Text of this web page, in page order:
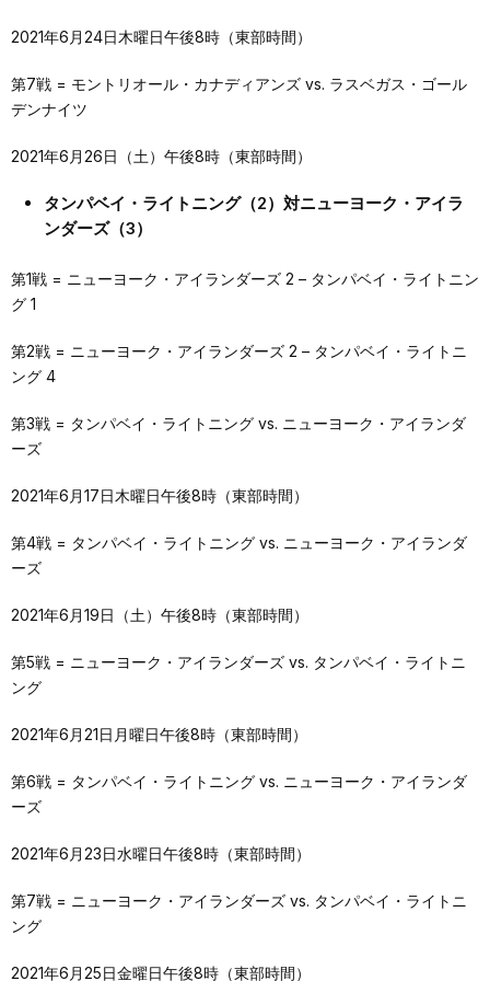
2021年6月24日木曜日午後8時（東部時間）
第7戦 = モントリオール・カナディアンズ vs. ラスベガス・ゴール
デンナイツ
2021年6月26日（土）午後8時（東部時間）
タンパベイ・ライトニング（2）対ニューヨーク・アイラ
ンダーズ（3）
第1戦 = ニューヨーク・アイランダーズ 2 – タンパベイ・ライトニン
グ 1
第2戦 = ニューヨーク・アイランダーズ 2 – タンパベイ・ライトニ
ング 4
第3戦 = タンパベイ・ライトニング vs. ニューヨーク・アイランダ
ーズ
2021年6月17日木曜日午後8時（東部時間）
第4戦 = タンパベイ・ライトニング vs. ニューヨーク・アイランダ
ーズ
2021年6月19日（土）午後8時（東部時間）
第5戦 = ニューヨーク・アイランダーズ vs. タンパベイ・ライトニ
ング
2021年6月21日月曜日午後8時（東部時間）
第6戦 = タンパベイ・ライトニング vs. ニューヨーク・アイランダ
ーズ
2021年6月23日水曜日午後8時（東部時間）
第7戦 = ニューヨーク・アイランダーズ vs. タンパベイ・ライトニ
ング
2021年6月25日金曜日午後8時（東部時間）